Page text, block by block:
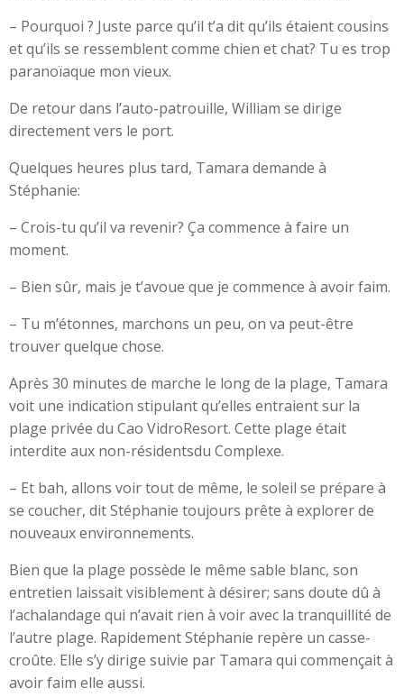
– Pourquoi ? Juste parce qu’il t’a dit qu’ils étaient cousins
et qu’ils se ressemblent comme chien et chat? Tu es trop
paranoïaque mon vieux.
De retour dans l’auto-patrouille, William se dirige
directement vers le port.
Quelques heures plus tard, Tamara demande à
Stéphanie:
– Crois-tu qu’il va revenir? Ça commence à faire un
moment.
– Bien sûr, mais je t’avoue que je commence à avoir faim.
– Tu m’étonnes, marchons un peu, on va peut-être
trouver quelque chose.
Après 30 minutes de marche le long de la plage, Tamara
voit une indication stipulant qu’elles entraient sur la
plage privée du Cao VidroResort. Cette plage était
interdite aux non-résidentsdu Complexe.
– Et bah, allons voir tout de même, le soleil se prépare à
se coucher, dit Stéphanie toujours prête à explorer de
nouveaux environnements.
Bien que la plage possède le même sable blanc, son
entretien laissait visiblement à désirer; sans doute dû à
l’achalandage qui n’avait rien à voir avec la tranquillité de
l’autre plage. Rapidement Stéphanie repère un casse-
croûte. Elle s’y dirige suivie par Tamara qui commençait à
avoir faim elle aussi.